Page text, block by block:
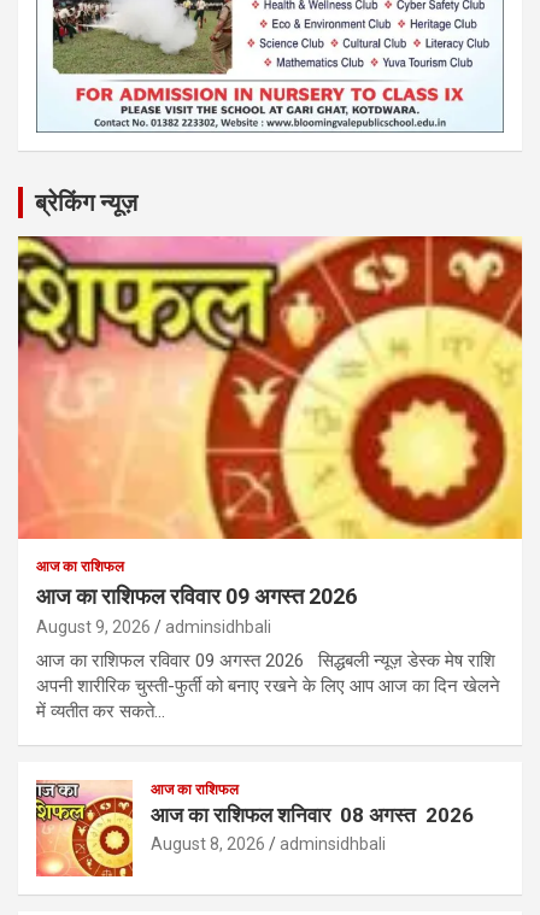
ब्रेकिंग न्यूज़
आज का राशिफल
आज का राशिफल रविवार 09 अगस्त 2026
August 9, 2026 adminsidhbali
आज का राशिफल रविवार 09 अगस्त 2026 सिद्धबली न्यूज़ डेस्क मेष राशि
अपनी शारीरिक चुस्ती-फुर्ती को बनाए रखने के लिए आप आज का दिन खेलने
में व्यतीत कर सकते…
आज का राशिफल
आज का राशिफल शनिवार 08 अगस्त 2026
August 8, 2026 adminsidhbali